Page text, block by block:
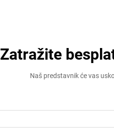
Zatražite
Naš predstavnik će vas